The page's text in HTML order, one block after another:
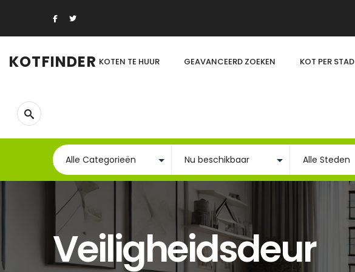
KOTFINDER KOTEN TE HUUR GEAVANCEERD ZOEKEN KOT PER STAD
Veiligheidsdeur